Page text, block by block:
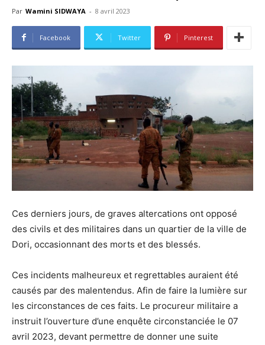
Par Wamini SIDWAYA - 8 avril 2023
Facebook Twitter Pinterest
Ces derniers jours, de graves altercations ont opposé
des civils et des militaires dans un quartier de la ville de
Dori, occasionnant des morts et des blessés.
Ces incidents malheureux et regrettables auraient été
causés par des malentendus. Afin de faire la lumière sur
les circonstances de ces faits. Le procureur militaire a
instruit l’ouverture d’une enquête circonstanciée le 07
avril 2023, devant permettre de donner une suite